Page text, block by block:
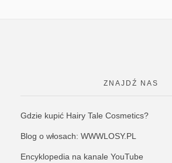
ZNAJDŹ NAS
Gdzie kupić Hairy Tale Cosmetics?
Blog o włosach: WWWLOSY.PL
Encyklopedia na kanale YouTube